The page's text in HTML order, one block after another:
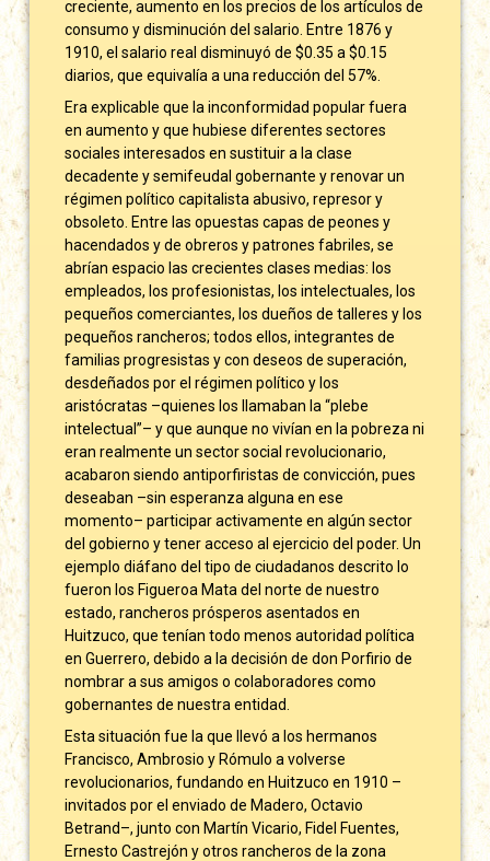
creciente, aumento en los precios de los artículos de
consumo y disminución del salario. Entre 1876 y
1910, el salario real disminuyó de $0.35 a $0.15
diarios, que equivalía a una reducción del 57%.
Era explicable que la inconformidad popular fuera
en aumento y que hubiese diferentes sectores
sociales interesados en sustituir a la clase
decadente y semifeudal gobernante y renovar un
régimen político capitalista abusivo, represor y
obsoleto. Entre las opuestas capas de peones y
hacendados y de obreros y patrones fabriles, se
abrían espacio las crecientes clases medias: los
empleados, los profesionistas, los intelectuales, los
pequeños comerciantes, los dueños de talleres y los
pequeños rancheros; todos ellos, integrantes de
familias progresistas y con deseos de superación,
desdeñados por el régimen político y los
aristócratas –quienes los llamaban la “plebe
intelectual”– y que aunque no vivían en la pobreza ni
eran realmente un sector social revolucionario,
acabaron siendo antiporfiristas de convicción, pues
deseaban –sin esperanza alguna en ese
momento– participar activamente en algún sector
del gobierno y tener acceso al ejercicio del poder. Un
ejemplo diáfano del tipo de ciudadanos descrito lo
fueron los Figueroa Mata del norte de nuestro
estado, rancheros prósperos asentados en
Huitzuco, que tenían todo menos autoridad política
en Guerrero, debido a la decisión de don Porfirio de
nombrar a sus amigos o colaboradores como
gobernantes de nuestra entidad.
Esta situación fue la que llevó a los hermanos
Francisco, Ambrosio y Rómulo a volverse
revolucionarios, fundando en Huitzuco en 1910 –
invitados por el enviado de Madero, Octavio
Betrand–, junto con Martín Vicario, Fidel Fuentes,
Ernesto Castrejón y otros rancheros de la zona